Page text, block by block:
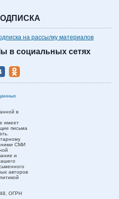
на рассылку материалов
в социальных сетях
в
имеет
письма
СМИ
и
авторов
ОГРН